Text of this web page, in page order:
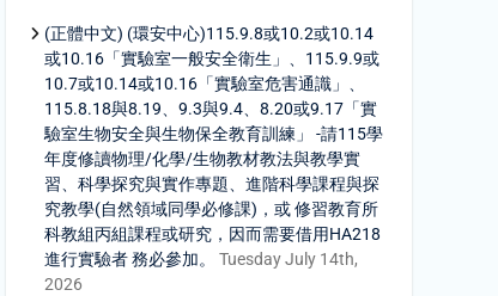
(正體中文) (環安中心)115.9.8或10.2或10.14
或10.16「實驗室一般安全衛生」、115.9.9或
10.7或10.14或10.16「實驗室危害通識」、
115.8.18與8.19、9.3與9.4、8.20或9.17「實
驗室生物安全與生物保全教育訓練」 -請115學
年度修讀物理/化學/生物教材教法與教學實
習、科學探究與實作專題、進階科學課程與探
究教學(自然領域同學必修課)，或 修習教育所
科教組丙組課程或研究，因而需要借用HA218
進行實驗者 務必參加。
Tuesday July 14th,
2026